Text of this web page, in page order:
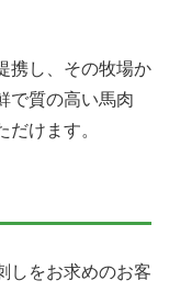
携し、その牧場か
で質の高い馬肉
けます。
しをお求めのお客